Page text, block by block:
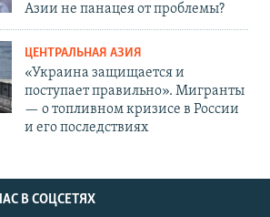
Азии не панацея от проблемы?
ЦЕНТРАЛЬНАЯ АЗИЯ
«Украина защищается и
поступает правильно». Мигранты
— о топливном кризисе в России
и его последствиях
В СОЦСЕТЯХ